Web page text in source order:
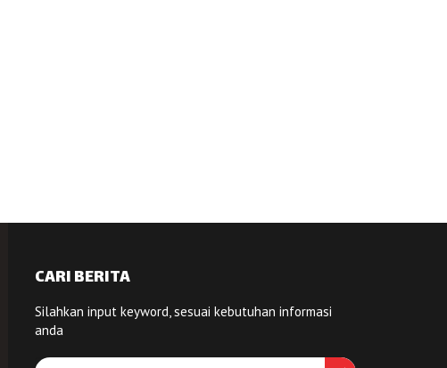
CARI BERITA
Silahkan input keyword, sesuai kebutuhan informasi
anda